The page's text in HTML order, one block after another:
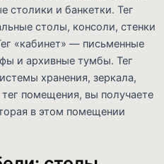
столики и банкетки. Тег
столы, консоли, стенки
«кабинет» — письменные
и архивные тумбы. Тег
хранения, зеркала,
помещения, вы получаете
в этом помещении